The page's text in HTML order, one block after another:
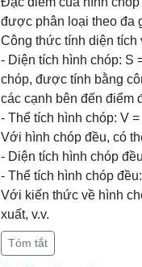
được phân loại theo đa
Công thức tính diện
- Diện tích hình chóp: S
chóp, được tính bằng
các cạnh bên đến điểm
- Thể tích hình chóp: V
Với hình chóp đều, có
- Diện tích hình chóp
- Thể tích hình chóp
Với kiến thức về hình
xuất, v.v.
Tóm tắt